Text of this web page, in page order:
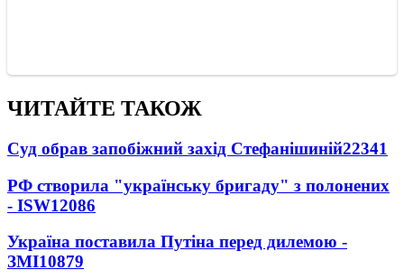
ЧИТАЙТЕ ТАКОЖ
Суд обрав запобіжний захід Стефанішиній22341
РФ створила "українську бригаду" з полонених
- ISW12086
Україна поставила Путіна перед дилемою -
ЗМІ10879